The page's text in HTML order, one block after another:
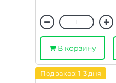
В корзину
Под заказ: 1-3 дня